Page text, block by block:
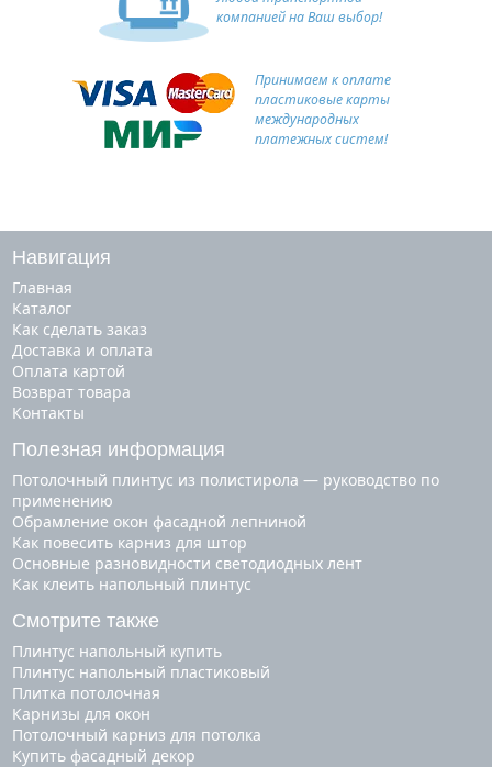
компанией на Ваш выбор!
Принимаем к оплате
пластиковые карты
международных
платежных систем!
Навигация
Главная
Каталог
Как сделать заказ
Доставка и оплата
Оплата картой
Возврат товара
Контакты
Полезная информация
Потолочный плинтус из полистирола — руководство по
применению
Обрамление окон фасадной лепниной
Как повесить карниз для штор
Основные разновидности светодиодных лент
Как клеить напольный плинтус
Смотрите также
плинтус напольный купить
плинтус напольный пластиковый
плитка потолочная
карнизы для окон
потолочный карниз для потолка
купить фасадный декор